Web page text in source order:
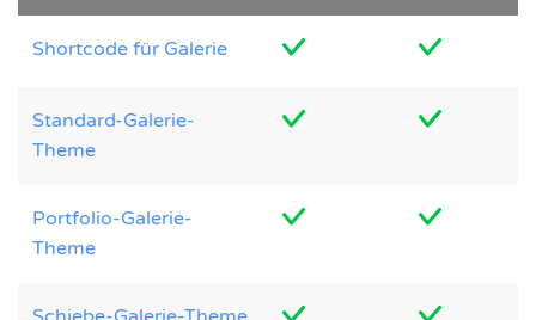
Shortcode für Galerie
Standard-Galerie-
Theme
Portfolio-Galerie-
Theme